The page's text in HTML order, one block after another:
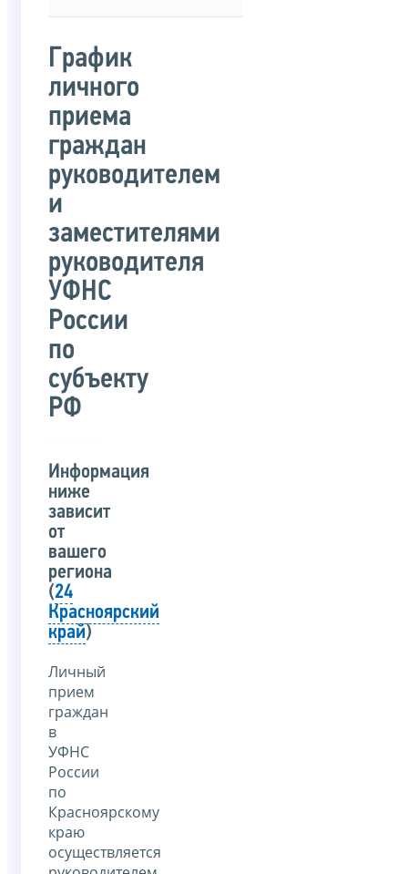
График
личного
приема
граждан
руководителем
и
заместителями
руководителя
УФНС
России
по
субъекту
РФ
Информация
ниже
зависит
от
вашего
региона
(24
Красноярский
край)
Личный
прием
граждан
в
УФНС
России
по
Красноярскому
краю
осуществляется